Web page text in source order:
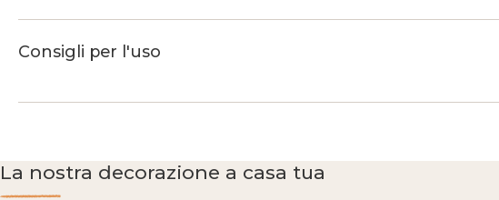
Consigli per l'uso
La nostra decorazione a casa tua